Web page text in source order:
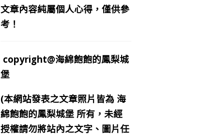
文章內容純屬個人心得，僅供參
考！
copyright@海綿飽飽的鳳梨城
堡
(本網站發表之文章照片皆為 海
綿飽飽的鳳梨城堡 所有，未經
授權請勿將站內之文字、圖片任